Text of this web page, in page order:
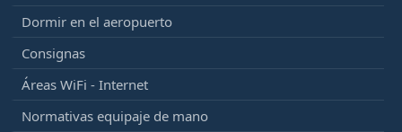
Dormir en el aeropuerto
Consignas
Áreas WiFi - Internet
Normativas equipaje de mano